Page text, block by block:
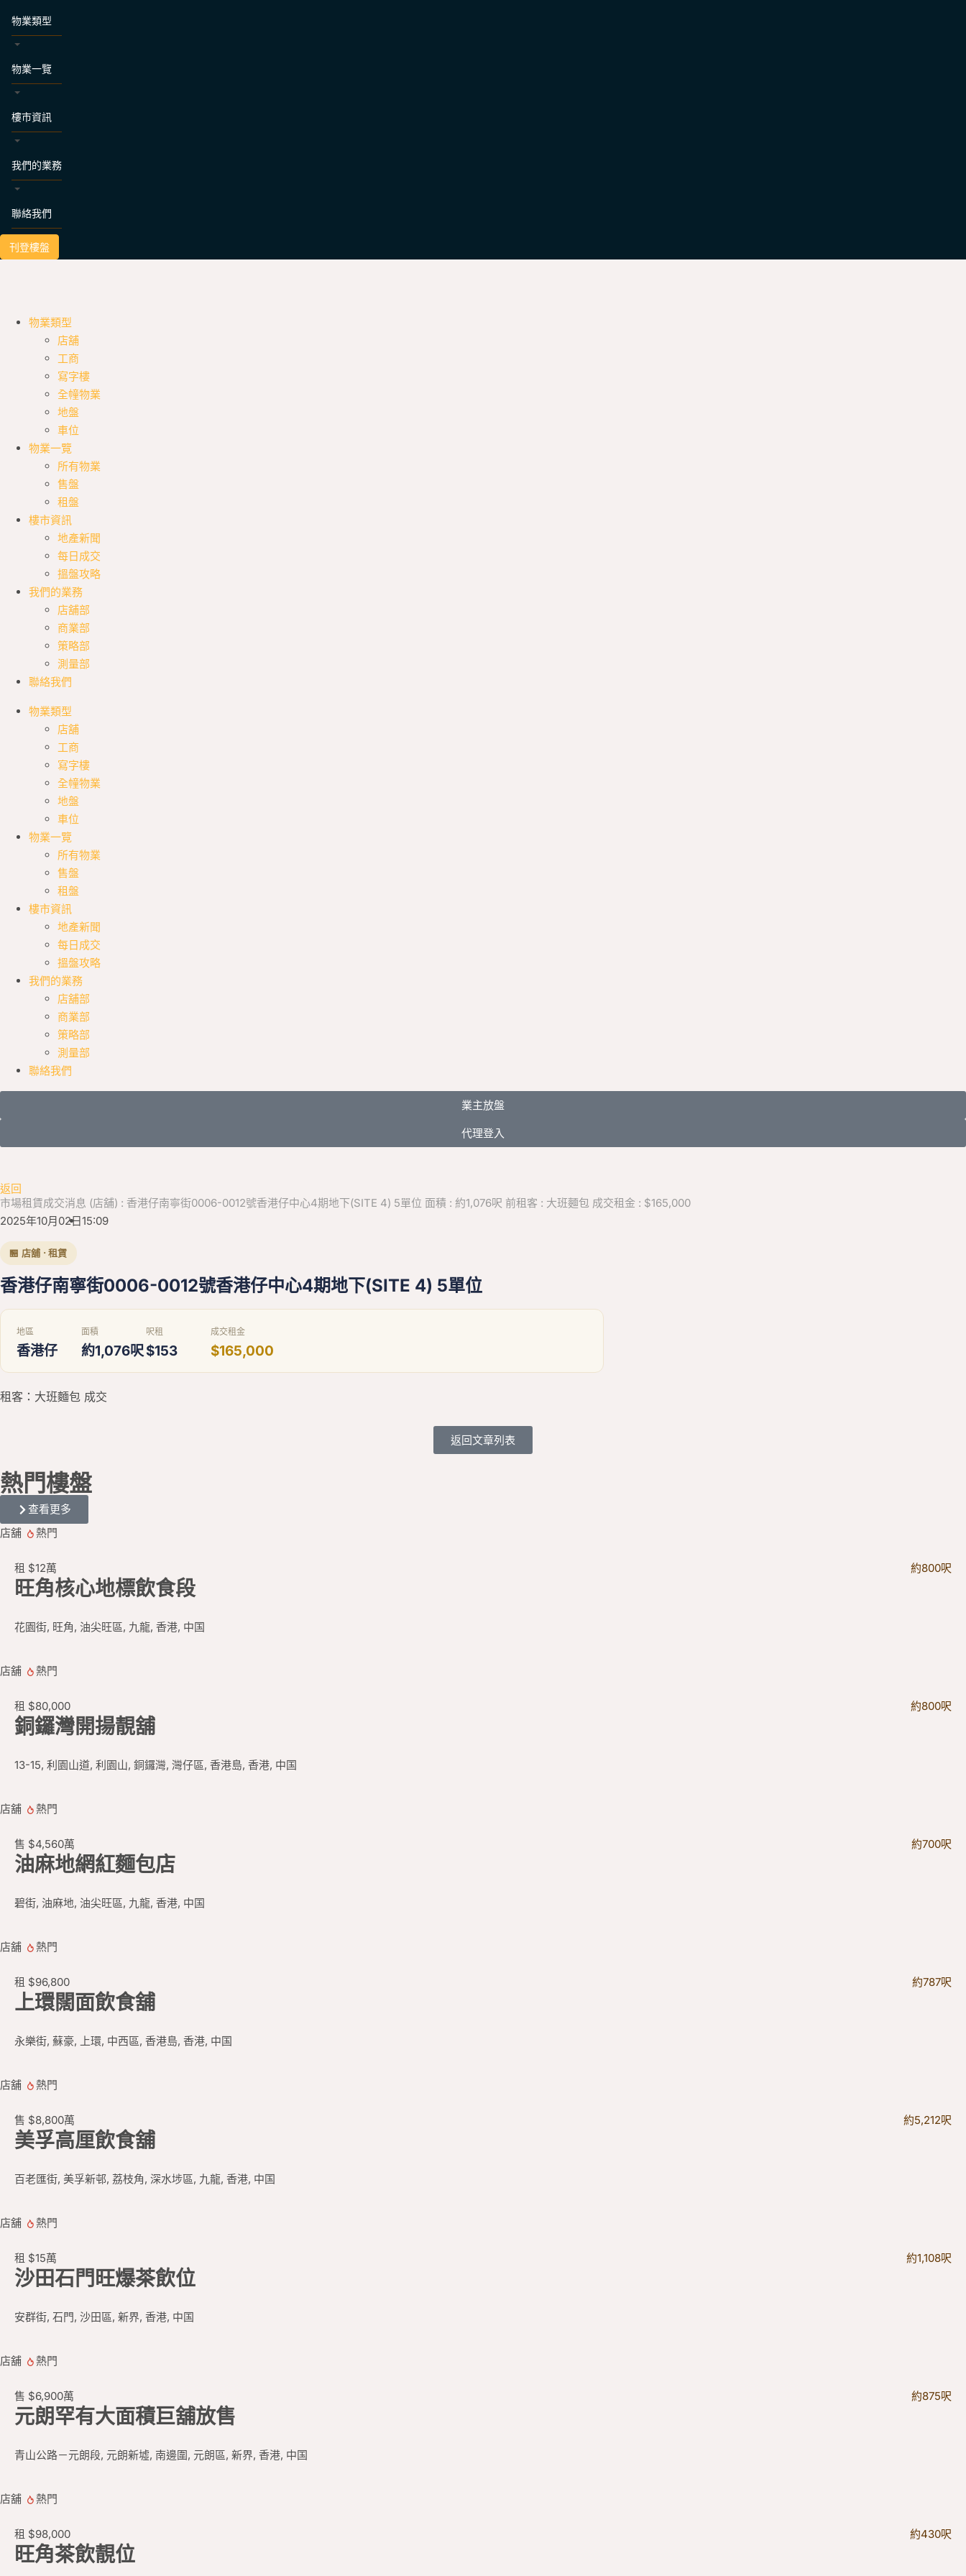
物業類型
物業一覽
樓市資訊
我們的業務
聯絡我們
刊登樓盤
物業類型
店舖
工商
寫字樓
全幢物業
地盤
車位
物業一覽
所有物業
售盤
租盤
樓市資訊
地產新聞
每日成交
搵盤攻略
我們的業務
店舖部
商業部
策略部
測量部
聯絡我們
物業類型
店舖
工商
寫字樓
全幢物業
地盤
車位
物業一覽
所有物業
售盤
租盤
樓市資訊
地產新聞
每日成交
搵盤攻略
我們的業務
店舖部
商業部
策略部
測量部
聯絡我們
業主放盤
代理登入
返回
市場租賃成交消息 (店舖) : 香港仔南寧街0006-0012號香港仔中心4期地下(SITE 4) 5單位 面積 : 約1,076呎 前租客 : 大班麵包 成交租金 : $165,000
2025年10月02日15:09
🏪 店舖 · 租賃
香港仔南寧街0006-0012號香港仔中心4期地下(SITE 4) 5單位
地區
香港仔
面積
約1,076呎
呎租
$153
成交租金
$165,000
租客：大班麵包 成交
返回文章列表
熱門樓盤
查看更多
店舖
熱門
租 $12萬 約800呎
旺角核心地標飲食段
花園街, 旺角, 油尖旺區, 九龍, 香港, 中国
店舖 熱門
租 $80,000 約800呎
銅鑼灣開揚靚舖
13-15, 利園山道, 利園山, 銅鑼灣, 灣仔區, 香港島, 香港, 中国
店舖 熱門
售 $4,560萬 約700呎
油麻地網紅麵包店
碧街, 油麻地, 油尖旺區, 九龍, 香港, 中国
店舖 熱門
租 $96,800 約787呎
上環闊面飲食舖
永樂街, 蘇豪, 上環, 中西區, 香港島, 香港, 中国
店舖 熱門
售 $8,800萬 約5,212呎
美孚高厘飲食舖
百老匯街, 美孚新邨, 荔枝角, 深水埗區, 九龍, 香港, 中国
店舖 熱門
租 $15萬 約1,108呎
沙田石門旺爆茶飲位
安群街, 石門, 沙田區, 新界, 香港, 中国
店舖 熱門
售 $6,900萬 約875呎
元朗罕有大面積巨舖放售
青山公路－元朗段, 元朗新墟, 南邊圍, 元朗區, 新界, 香港, 中国
店舖 熱門
租 $98,000 約430呎
旺角茶飲靚位